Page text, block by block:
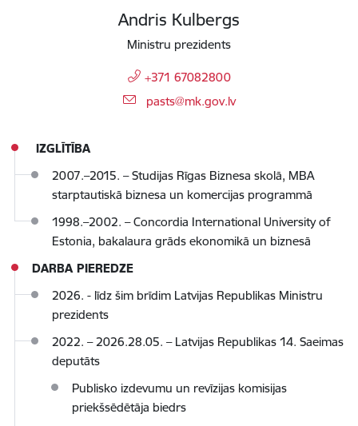
Andris Kulbergs
Ministru prezidents
+371 67082800
E-pasts:
pasts@mk.gov.lv
IZGLĪTĪBA
2007.–2015. – Studijas Rīgas Biznesa skolā, MBA
starptautiskā biznesa un komercijas programmā
1998.–2002. – Concordia International University of
Estonia, bakalaura grāds ekonomikā un biznesā
DARBA PIEREDZE
2026. - līdz šim brīdim Latvijas Republikas Ministru
prezidents
2022. – 2026.28.05. – Latvijas Republikas 14. Saeimas
deputāts
Publisko izdevumu un revīzijas komisijas
priekšsēdētāja biedrs